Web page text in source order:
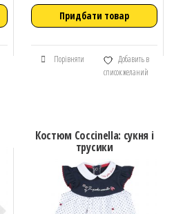
Придбати товар
Порівняти
Добавить в
список желаний
Костюм Coccinella: сукня і
трусики